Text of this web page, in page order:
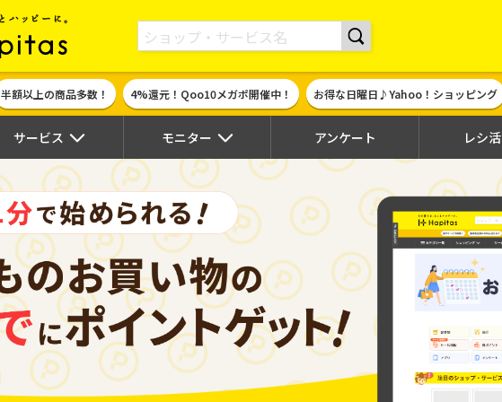
ポイント貯めて現金やギフト券に交換できるポイントサイト | ハピタス
半額以上の商品多数！ 4%還元！Qoo10メガポ開催中！ お得な日曜日♪Yahoo！ショッピング
サービス モニター アンケート レシ活